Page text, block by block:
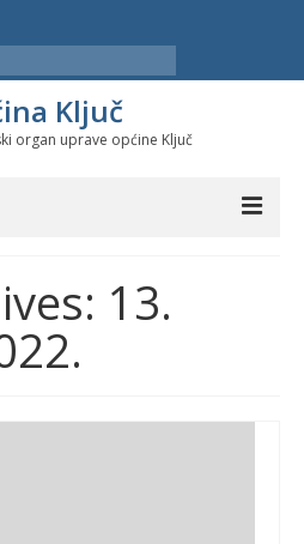
Ključ
organ uprave općine Ključ
13.